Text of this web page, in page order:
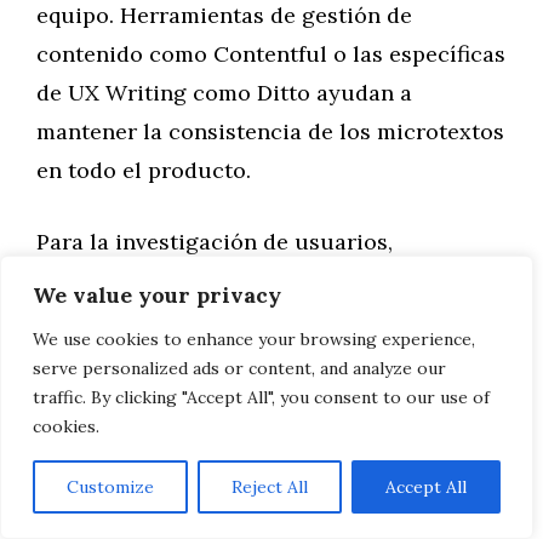
We value your privacy
We use cookies to enhance your browsing experience,
serve personalized ads or content, and analyze our
traffic. By clicking "Accept All", you consent to our use of
cookies.
Customize Reject All Accept All
equipo. Herramientas de gestión de
contenido como Contentful o las específicas
de UX Writing como Ditto ayudan a
mantener la consistencia de los microtextos
en todo el producto.
Para la investigación de usuarios,
herramientas como Hotjar o Google
sobre dónde los usuarios están teniendo
problemas. Las pruebas de usabilidad
remotas con plataformas como UserTesting
te permiten validar tus textos con usuarios
reales.